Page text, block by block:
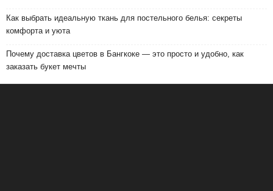
Как выбрать идеальную ткань для постельного белья: секреты
комфорта и уюта
Почему доставка цветов в Бангкоке — это просто и удобно, как
заказать букет мечты